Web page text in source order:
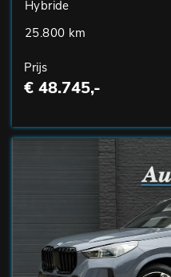
Hybride
25.800 km
Prijs
€ 48.745,-